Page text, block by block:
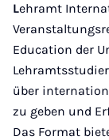
Lehramt
Education der
über
zu geben und
Das Format